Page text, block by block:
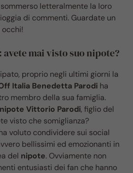
letteralmente la loro
di commenti. Guardate un
occhi!
avete mai visto suo nipote?
proprio negli ultimi giorni la
Italia Benedetta Parodi ha
membro della sua famiglia.
nipote Vittorio Parodi, figlio del
visto che somiglianza?
voluto condividere sui social
bellissimi ed emozionanti in
del nipote. Ovviamente non
entusiasti dei fan che hanno